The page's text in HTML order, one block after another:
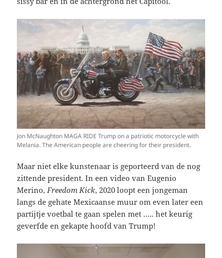
Jon McNaughton MAGA RIDE Trump on a patriotic motorcycle with
Melania. The American people are cheering for their president.
Maar niet elke kunstenaar is geporteerd van de nog
zittende president. In een video van Eugenio
Merino, Freedom Kick, 2020 loopt een jongeman
langs de gehate Mexicaanse muur om even later een
partijtje voetbal te gaan spelen met ….. het keurig
geverfde en gekapte hoofd van Trump!